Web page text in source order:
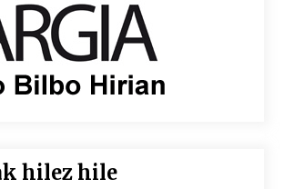
hilez hile